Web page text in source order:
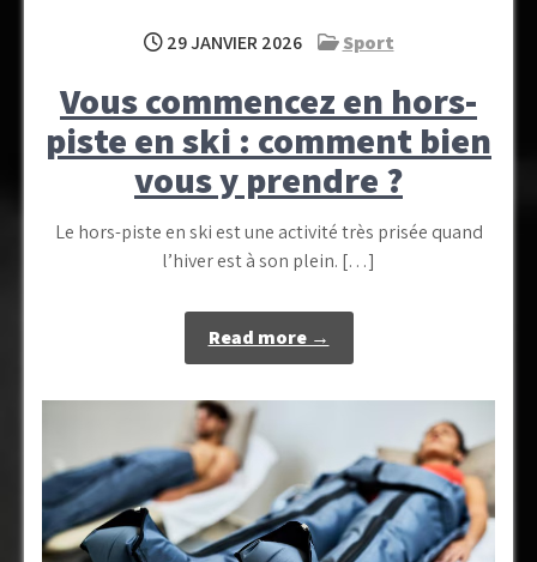
29 JANVIER 2026 Sport
Vous commencez en hors-
piste en ski : comment bien
vous y prendre ?
Le hors-piste en ski est une activité très prisée quand
l’hiver est à son plein. […]
Read more →